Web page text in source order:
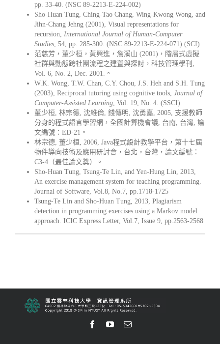
pp. 33-40. (NSC 89-2213-E-224-002)
Sho-Huan Tung, Ching-Tao Chang, Wing-Kwong Wong, and
Jihn-Chang Jehng (2001), Visual representations for
recursion, International Journal of Human-Computer
Studies , 54, pp. 285-300. (NSC 89-2213-E-224-071) (SCI)
范慈芳，董少桓，黃興進，詹溪山 (2001)，階層式虛擬
社群與動態跨社團流程之建置與探討，科技管理學刊,
Vol. 6, No. 2, Dec. 2001.。
W.K. Wong, T.W. Chan, C.Y. Chou, J.S. Heh and S.H. Tung
(2003), Reciprocal tutoring using cognitive tools, Journal of
Computer-Assisted Learning , Vol. 19, No. 4. (SSCI)
董少桓, 林宗德, 沈維倫, 錢傳明, 沈勇嘉, 2005, 支援教師
分身的程式語言學習網，全國計算機會議, 台南, 台灣, 論
文編號：ED-21。
林宗德, 董少桓, 2006, Java程式設計教學平台，第十七屆
物件導向技術及應用研討會，台北，台灣，論文編號：
C3-4（最佳論文獎）。
Sho-Huan Tung, Tsung-Te Lin, and Yen-Hung Lin, 2013,
An exercise management system for teaching programming.
Journal of Software, Vol.8, No.7, pp.1718-1725
Tsung-Te Lin and Sho-Huan Tung, 2013, Plagiarism
detection in programming exercises using a Markov model
approach. ICIC Express Letter, Vol.7, Issue 9, pp.2563-2568
Facebook
YoutubeEmail